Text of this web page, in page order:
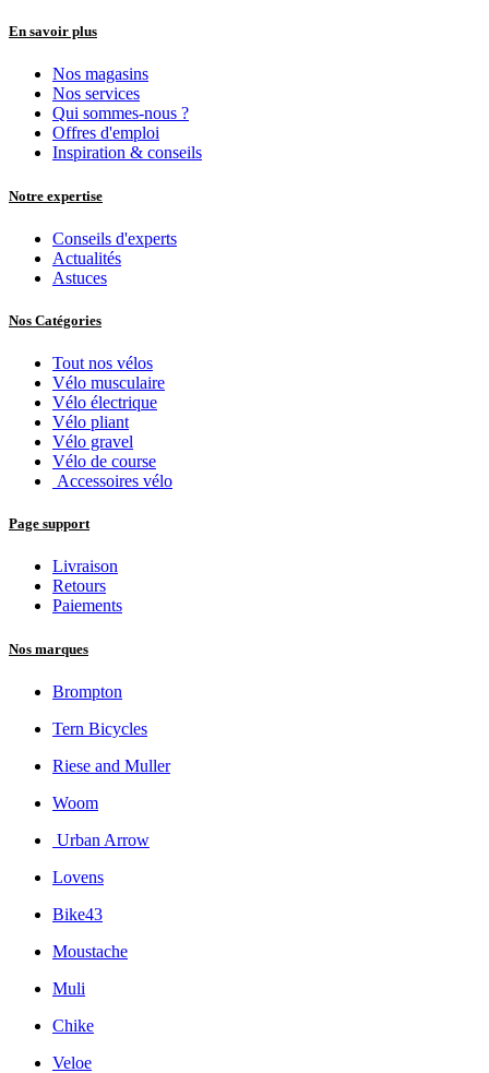
En savoir plus
Nos magasins
Nos services
Qui sommes-nous ?
Offres d'emploi
Inspiration & conseils
Notre expertise
Conseils d'experts
Actualités
Astuces
Nos Catégories
Tout nos vélos
Vélo musculaire
Vélo électrique
Vélo pliant
Vélo gravel
Vélo de course
Accessoires vélo
Page support
Livraison
Retours
Paiements
Nos marques
Brompton
Tern Bicycles
Riese and Muller
Woom
Urban Arrow
Lovens
Bike43
Moustache
Muli
Chike
Veloe